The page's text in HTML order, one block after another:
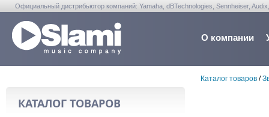
Официальный дистрибьютор компаний: Yamaha, dBTechnologies, Sennheiser,
О компании
КАТАЛОГ ТОВАРОВ
Каталог товаров/